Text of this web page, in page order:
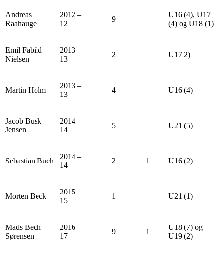
Andreas
Raahauge
2012 –
12
9
U16 (4), U17
(4) og U18 (1)
Emil Fabild
Nielsen
2013 –
13
2 U17 2)
Martin Holm
2013 –
13
4 U16 (4)
Jacob Busk
Jensen
2014 –
14
5 U21 (5)
Sebastian Buch
2014 –
14
2 1 U16 (2)
Morten Beck
2015 –
15
1 U21 (1)
Mads Bech
Sørensen
2016 –
17
9 1
U18 (7) og
U19 (2)